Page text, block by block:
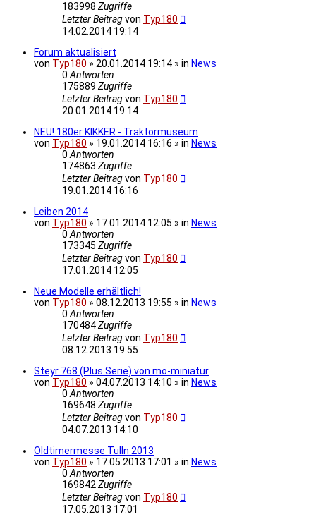
183998 Zugriffe
Letzter Beitragvon Typ180
14.02.2014 19:14
Forum aktualisiert
von Typ180 » 20.01.2014 19:14 » in News
0Antworten
175889 Zugriffe
Letzter Beitragvon Typ180
20.01.2014 19:14
NEU! 180er KIKKER - Traktormuseum
von Typ180 » 19.01.2014 16:16 » in News
0Antworten
174863 Zugriffe
Letzter Beitragvon Typ180
19.01.2014 16:16
Leiben 2014
von Typ180 » 17.01.2014 12:05 » in News
0Antworten
173345 Zugriffe
Letzter Beitragvon Typ180
17.01.2014 12:05
Neue Modelle erhältlich!
von Typ180 » 08.12.2013 19:55 » in News
0Antworten
170484Zugriffe
Letzter Beitragvon Typ180
08.12.2013 19:55
Steyr 768 (Plus Serie) von mo-miniatur
von Typ180 » 04.07.2013 14:10 » in News
0Antworten
169648 Zugriffe
Letzter Beitragvon Typ180
04.07.2013 14:10
Oldtimermesse Tulln 2013
von Typ180 » 17.05.2013 17:01 » in News
0Antworten
169842Zugriffe
Letzter Beitragvon Typ180
17.05.2013 17:01